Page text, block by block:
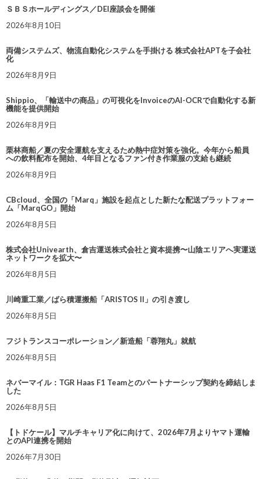
ＳＢＳホールディングス／DEI座談会を開催
2026年8月10日
両備システムズ、物流自動化システムを手掛ける 株式会社APTを子会社
化
2026年8月9日
Shippio、「輸送中の商品」の可視化をInvoiceのAI-OCRで自動化する新
機能を提供開始
2026年8月9日
栗林商船／夏の安全運航を支えるため熱中症対策を強化。今年から船員
への飲料配布を開始、4年目となるファン付き作業服の支給も継続
2026年8月9日
CBcloud、全国の「Marq」施設を起点とした新たな配送プラットフォー
ム「MarqGO」開始
2026年8月5日
株式会社Univearth、倉吉運送株式会社と資本提携〜山陰エリアへ実運送
ネットワークを拡大〜
2026年8月5日
川崎重工業／ばら積運搬船「ARISTOS II」の引き渡し
2026年8月5日
フジトランスコーポレーション／新造船「蓉翔丸」就航
2026年8月5日
ネバーマイル：TGR Haas F1 Teamとのパートナーシップ契約を締結しま
した
2026年8月5日
【トドケール】マルチキャリア化に向けて、2026年7月よりヤマト運輸
とのAPI連携を開始
2026年7月30日